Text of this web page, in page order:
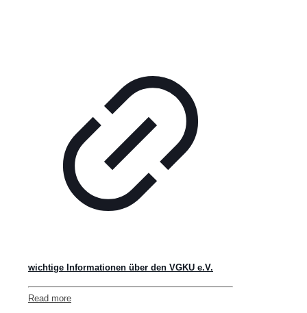
wichtige Informationen über den VGKU e.V.
Read more